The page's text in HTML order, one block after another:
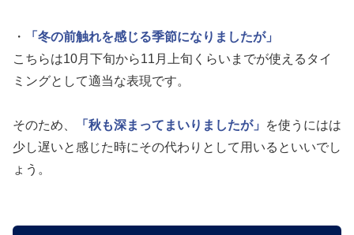
・
「冬の前触れを感じる季節になりましたが」
こちらは10月下旬から11月上旬くらいまでが使えるタイ
ミングとして適当な表現です。
そのため、 「秋も深まってまいりましたが」
を使うにはは
少し遅いと感じた時にその代わりとして用いるといいでし
ょう。